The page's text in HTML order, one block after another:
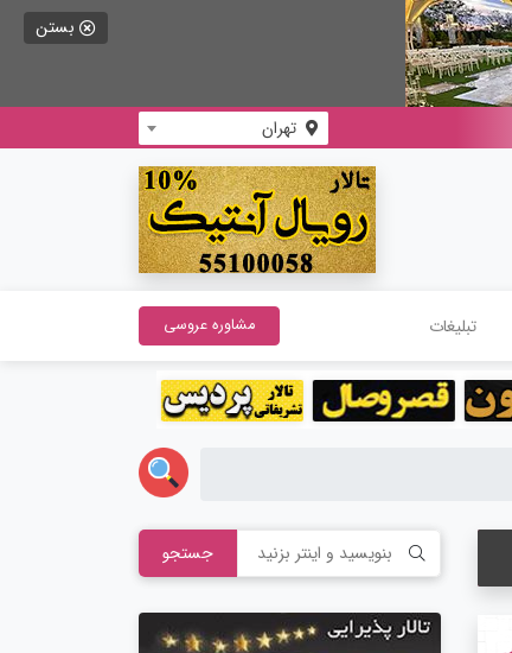
بستن
تهران
تبلیغات مشاوره عروسی
جستجو